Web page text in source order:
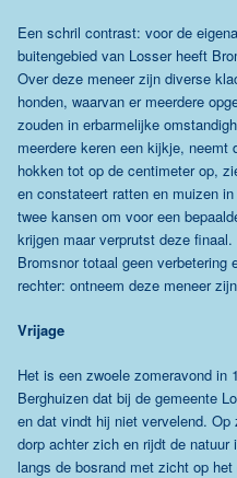
Een schril contrast: voor de
buitengebied van Losser heeft
Over deze meneer zijn diverse
honden, waarvan er meerdere
zouden in erbarmelijke
meerdere keren een kijkje,
hokken tot op de centimeter op,
en constateert ratten en muizen
twee kansen om voor een
krijgen maar verprutst deze
Bromsnor totaal geen verbetering
rechter: ontneem deze meneer
Vrijage
Het is een zwoele zomeravond in
Berghuizen dat bij de gemeente
en dat vindt hij niet vervelend.
dorp achter zich en rijdt de
langs de bosrand met zicht op